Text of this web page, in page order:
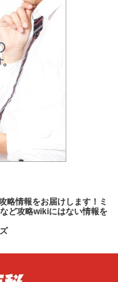
略情報をお届けします！ミ
ど攻略wikiにはない情報を